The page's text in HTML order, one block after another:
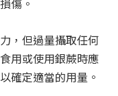
傷。
，但過量攝取任何
用或使用銀蕨時應
確定適當的用量。